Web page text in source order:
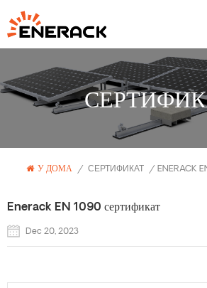
У ДОМА / СЕРТИФИКАТ / ENERACK
Enerack EN 1090 сертификат
Dec 20, 2023